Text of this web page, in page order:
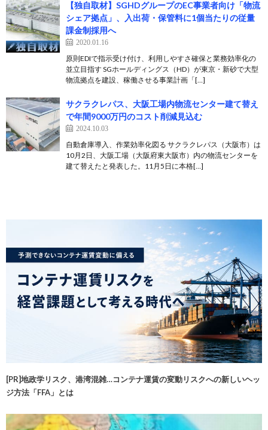
【独自取材】SGHDグループのEC事業者向け「物流
シェア拠点」、入出荷・保管料に1個当たりの従量
課金制採用へ
2020.01.16
原則EDIで指示受け付け、利用しやすさ確保と業務効率化の
並立目指す SGホールディングス（HD）が東京・新砂で大型
物流拠点を建設、稼働させる事業計画「[…]
サクラクレパス、大阪工場内物流センター建て替え
で年間9000万円のコスト削減見込む
2024.10.03
自動倉庫導入、作業効率化図る サクラクレパス（大阪市）は
10月2日、大阪工場（大阪府東大阪市）内の物流センターを
建て替えたと発表した。11月5日に本格[…]
[PR]地政学リスク、港湾混雑…コンテナ運賃の変動リスクへの新しいヘッ
ジ方法「FFA」とは